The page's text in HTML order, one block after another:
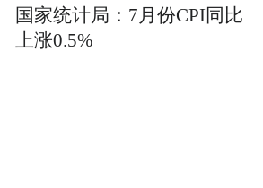
国家统计局：7月份CPI同比
上涨0.5%